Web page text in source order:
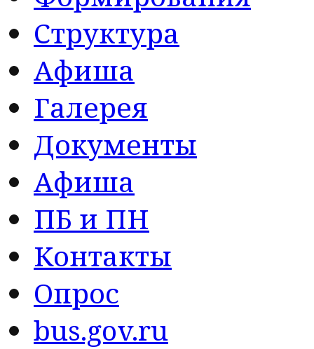
Структура
Афиша
Галерея
Документы
Афиша
ПБ и ПН
Контакты
Опрос
bus.gov.ru